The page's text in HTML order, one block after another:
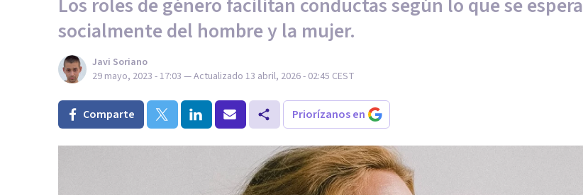
Los roles de género facilitan conductas según lo que se espera
socialmente del hombre y la mujer.
Javi Soriano
29 mayo, 2023 - 17:03 — Actualizado 13 abril, 2026 - 02:45 CEST
Comparte Priorízanos en